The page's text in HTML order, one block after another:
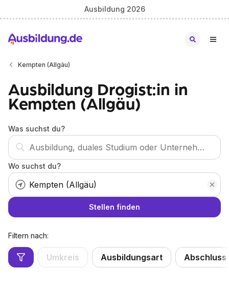
Ausbildung 2026
Kempten (Allgäu)
Ausbildung Drogist:in in
Kempten (Allgäu)
Was suchst du?
Wo suchst du?
Stellen finden
Filtern nach:
Umkreis Ausbildungsart Abschluss